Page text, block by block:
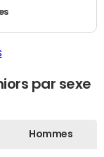
par sexe
Hommes